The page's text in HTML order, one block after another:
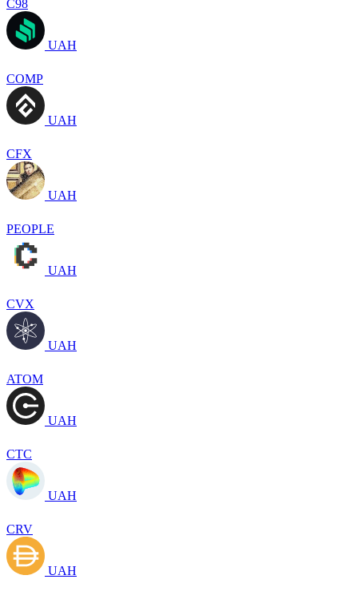
C98
UAH
COMP
UAH
CFX
UAH
PEOPLE
UAH
CVX
UAH
ATOM
UAH
CTC
UAH
CRV
UAH